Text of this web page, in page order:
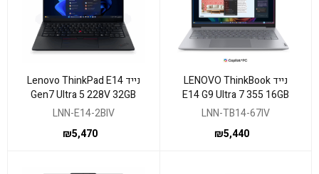
נייד LENOVO ThinkBook
E14 G9 Ultra 7 355 16GB
512NVME WIN11P 3YOS
LNN-TB14-67IV
₪5,440
נייד Lenovo ThinkPad E14
Gen7 Ultra 5 228V 32GB
512NVME WIN11P 3Y
LNN-E14-2BIV
₪5,470